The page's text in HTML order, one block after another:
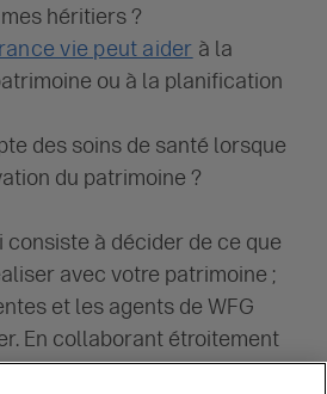
héritiers ?
vie peut aider à la
ou à la planification
des soins de santé lorsque
du patrimoine ?
consiste à décider de ce que
avec votre patrimoine ;
et les agents de WFG
En collaborant étroitement
et les agents peuvent